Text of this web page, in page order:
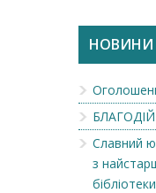
НОВИНИ
Славний
з
бібліотеки